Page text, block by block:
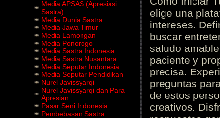
Media APSAS (Apresiasi
Sastra)
Media Dunia Sastra
Media Jawa Timur
Media Lamongan
Media Ponorogo
Media Sastra Indonesia
Media Sastra Nusantara
Media Seputar Indonesia
Media Seputar Pendidikan
Nurel Javissyarqi
Nurel Javissyarqi dan Para
Apresian
Pasar Seni Indonesia
Pembebasan Sastra
elige una
intereses.
buscar
saludo
paciente y
precisa.
preguntas
de estos
creativos.